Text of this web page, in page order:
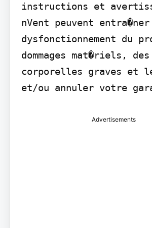
instructions et
nVent peuvent entra�ner
dysfonctionnement du
dommages mat�riels,
corporelles graves et
et/ou annuler votre
Advertisements